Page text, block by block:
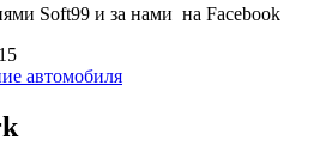
Soft99 и за нами на Facebook
автомобиля